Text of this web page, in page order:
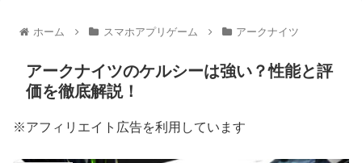
ホーム スマホアプリゲーム アークナイツ
アークナイツのケルシーは強い？性能と評
価を徹底解説！
※アフィリエイト広告を利用しています